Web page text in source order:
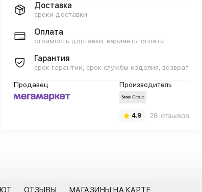
Доставка
сроки доставки
Оплата
стоимость доставки, варианты оплаты
Гарантия
срок гарантии, срок службы изделия, возврат
Продавец Производитель
4.9 26 отзывов
ОТЗЫВЫ МАГАЗИНЫ НА КАРТЕ